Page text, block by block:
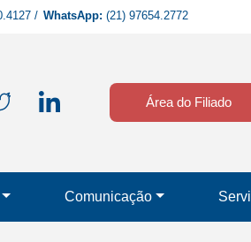
/ WhatsApp: (21) 97654.2772
Área do Filiado
Comunicação